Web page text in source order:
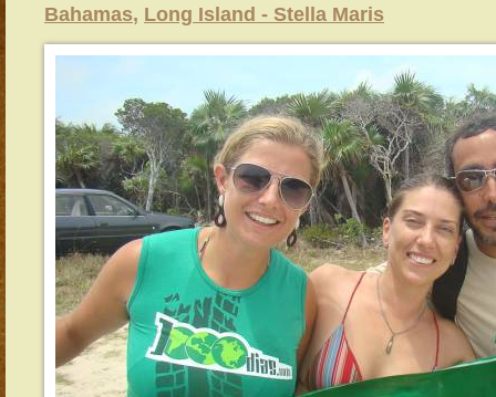
Bahamas, Long Island - Stella Maris